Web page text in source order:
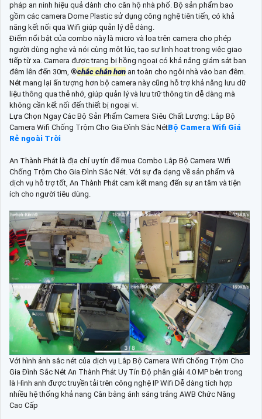
pháp an ninh hiệu quả dành cho căn hộ nhà phố. Bộ sản phẩm bao
gồm các camera Dome Plastic sử dụng công nghệ tiên tiến, có khả
năng kết nối qua Wifi giúp quản lý dễ dàng.
Điểm nổi bật của combo này là micro và loa trên camera cho phép
người dùng nghe và nói cùng một lúc, tạo sự linh hoạt trong việc giao
tiếp từ xa. Camera được trang bị hồng ngoại có khả năng giám sát ban
đêm lên đến 30m, ®️chắc chắn hơn an toàn cho ngôi nhà vào ban đêm.
Nét mang lại ấn tượng hơn bộ camera này cũng hỗ trợ khả năng lưu dữ
liệu thông qua thẻ nhớ, giúp quản lý và lưu trữ thông tin dễ dàng mà
không cần kết nối đến thiết bị ngoại vi.
Lựa Chọn Ngay Các Bộ Sản Phẩm Camera Siêu Chất Lượng: Lắp Bộ
Camera Wifi Chống Trộm Cho Gia Đình Sắc NétBộ Camera Wifi Giá
Rẻ ngoài Trời
An Thành Phát là địa chỉ uy tín để mua Combo Lắp Bộ Camera Wifi
Chống Trộm Cho Gia Đình Sắc Nét. Với sự đa dạng về sản phẩm và
dịch vụ hỗ trợ tốt, An Thành Phát cam kết mang đến sự an tâm và tiện
ích cho người tiêu dùng.
Với hình ảnh sắc nét của dịch vụ Lắp Bộ Camera Wifi Chống Trộm Cho
Gia Đình Sắc Nét An Thành Phát Uy Tín Độ phân giải 4.0 MP bên trong
là Hình anh được truyền tải trên công nghệ IP Wifi Dễ dàng tích hợp
nhiều hệ thống khả nang Cân bằng ánh sáng trắng AWB Chức Năng
Cao Cấp